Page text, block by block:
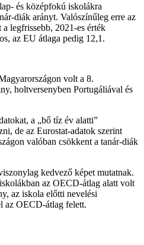
és középfokú iskolákra
diák arányt. Valószínűleg erre az
legfrissebb, 2021-es érték
az EU átlaga pedig 12,1.
volt a 8.
holtversenyben Portugáliával és
a „bő tíz év alatti”
de az Eurostat-adatok szerint
valóban csökkent a tanár-diák
kedvező képet mutatnak.
az OECD-átlag alatt volt
az iskola előtti nevelési
az OECD-átlag felett.